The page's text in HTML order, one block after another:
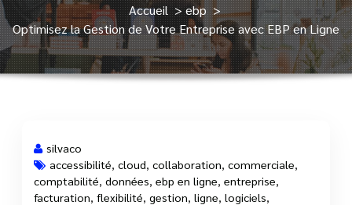
Accueil>ebp>
Optimisez la Gestion de Votre Entreprise avec EBP en Ligne
13 Mai, 2025
silvaco
accessibilité cloud collaboration commerciale
comptabilité données ebp en ligne entreprise
facturation flexibilité gestion ligne logiciels